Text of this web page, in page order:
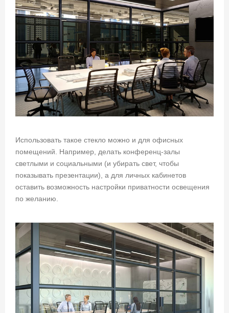
Использовать такое стекло можно и для офисных
помещений. Например, делать конференц-залы
светлыми и социальными (и убирать свет, чтобы
показывать презентации), а для личных кабинетов
оставить возможность настройки приватности освещения
по желанию.